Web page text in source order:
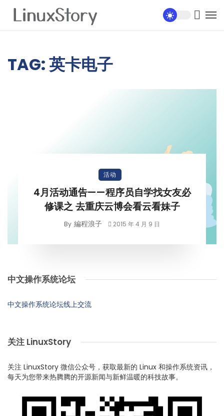
TAG: 英卡电子
活动
4月活动通告——程序员自学找女友必
修课之 去重庆云博会看云看妹子
By 編程浪子 2015 年 4 月 9 日
中文操作系统论坛
中文操作系统论坛线上交流
关注 LinuxStory
关注 LinuxStory 微信公众号，获取最新的 Linux 和操作系统资讯，
每天为您带来热腾腾的开源新闻与新鲜温暖的科技故事。